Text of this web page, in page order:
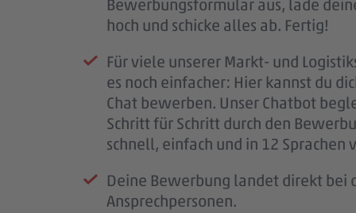
Bewerbungsformular aus, lade
hoch und schicke alles ab. Fertig!
Für viele unserer Markt- und
es noch einfacher: Hier kannst du
Chat bewerben. Unser Chatbot
Schritt für Schritt durch den
schnell, einfach und in 12 Sprachen
Deine Bewerbung landet direkt bei
Ansprechpersonen.
Mail.
melden uns so schnell wie möglich
für deine Geduld – jede Bewerbung
wichtig.
Wenn wir Rückfragen haben,
Kennenlernen ein.
PENNY, deinem möglichen
Team – und wir lernen dich besser
Wenn alles passt, klären wir die
bald im #teampenny willkommen